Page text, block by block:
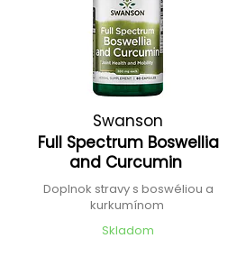
Swanson
Full Spectrum Boswellia
and Curcumin
Doplnok stravy s boswéliou a
kurkumínom
Skladom